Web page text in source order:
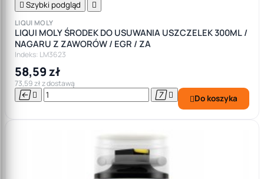
 Szybki podgląd 
LIQUI MOLY
LIQUI MOLY ŚRODEK DO USUWANIA USZCZELEK 300ML /
NAGARU Z ZAWORÓW / EGR / ZA
Indeks: LM3623
58,59 zł
73,59 zł z dostawą
    Do koszyka